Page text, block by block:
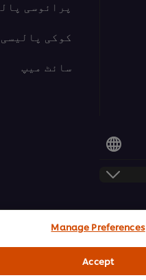
پرائوسی
کوکی پالیسی
سائٹ میپ
Manage Preferences
Accept